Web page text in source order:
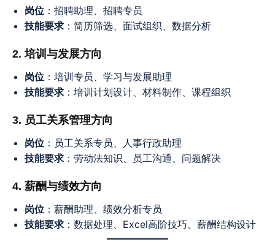
岗位 ：招聘助理、招聘专员
技能要求 ：简历筛选、面试组织、数据分析
2. 培训与发展方向
岗位 ：培训专员、学习与发展助理
技能要求 ：培训计划设计、材料制作、课程组织
3. 员工关系管理方向
岗位 ：员工关系专员、人事行政助理
技能要求 ：劳动法知识、员工沟通、问题解决
4. 薪酬与绩效方向
岗位 ：薪酬助理、绩效分析专员
技能要求 ：数据处理、Excel高阶技巧、薪酬结构设计